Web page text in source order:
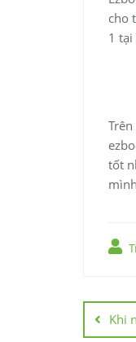
cho
1 tại
tốt
Khi